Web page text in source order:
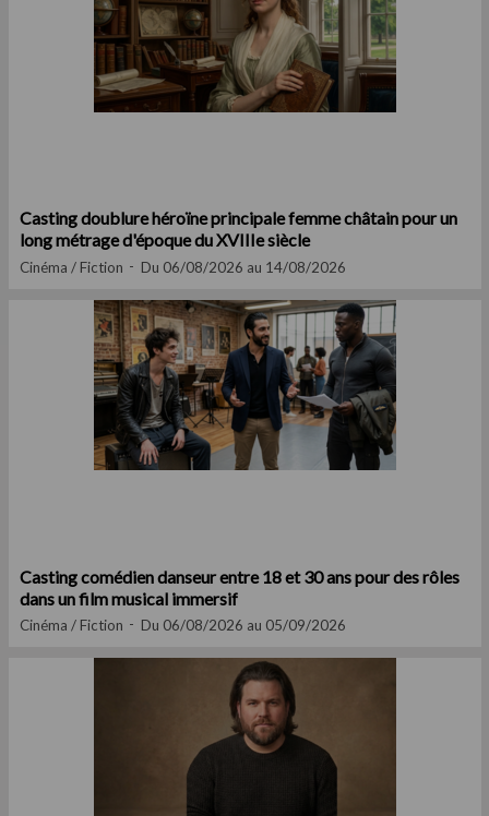
Casting doublure héroïne principale femme châtain pour un
long métrage d'époque du XVIIIe siècle
Cinéma / Fiction Du 06/08/2026 au 14/08/2026
Casting comédien danseur entre 18 et 30 ans pour des rôles
dans un film musical immersif
Cinéma / Fiction Du 06/08/2026 au 05/09/2026